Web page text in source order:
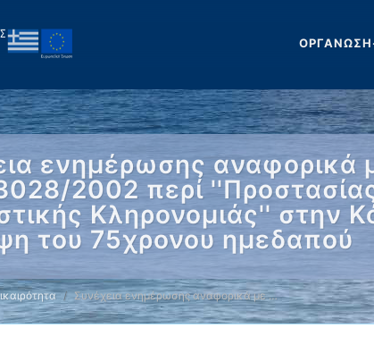
ενημέρωσης αναφορικά
2002 περί
Κληρονομιάς'' στην
του 75χρονου ημεδαπού
Συνέχεια ενημέρωσης αναφορικά με …